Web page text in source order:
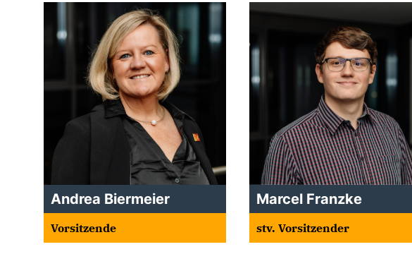
Andrea Biermeier
Vorsitzende
Marcel Franzke
stv. Vorsitzender